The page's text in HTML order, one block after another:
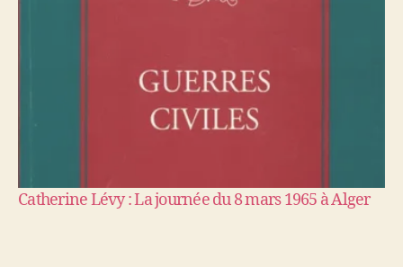
Catherine Lévy : La journée du 8 mars 1965 à Alger